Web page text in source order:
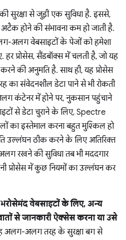
सुरक्षा से जुड़ी एक सुविधा है. इससे,
होने की संभावना कम हो जाती है.
अलग वेबसाइटों के पेजों को हमेशा
प्रोसेस, सैंडबॉक्स में चलती है, जो यह
की अनुमति है. साथ ही, यह प्रोसेस
का संवेदनशील डेटा पाने से भी रोकती
कंटेनर में होने पर, नुकसान पहुंचाने
से डेटा चुराने के लिए, Spectre
का इस्तेमाल करना बहुत मुश्किल हो
उल्लंघन ठीक करने के लिए अतिरिक्त
रखने की सुविधा तब भी मददगार
प्रोसेस में कुछ नियमों का उल्लंघन कर
वेबसाइटों के लिए, अन्य
से जानकारी ऐक्सेस करना या उसे
अलग-अलग तरह के सुरक्षा बग से